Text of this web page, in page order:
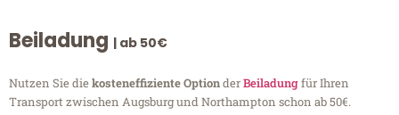
Beiladung | ab 50€
Nutzen Sie diekosteneffiziente OptionderBeiladungfür Ihren
Transport zwischen Augsburg und Northampton schon ab 50€.